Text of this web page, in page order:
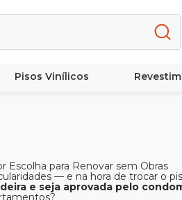
Pisos Vinílicos
Escolha para Renovar sem Obras
— e na hora de trocar o
e seja aprovada pelo